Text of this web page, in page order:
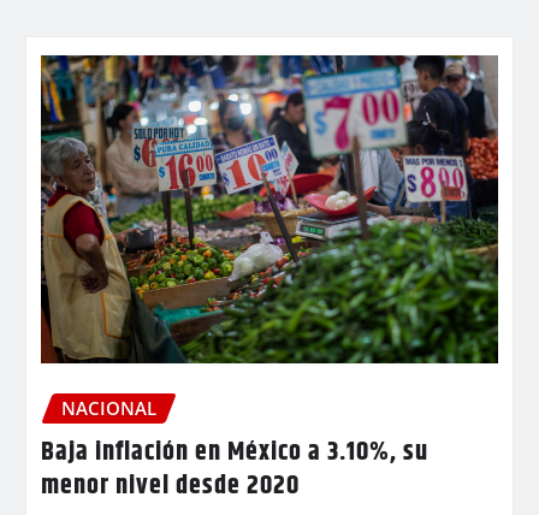
NACIONAL
Baja inflación en México a 3.10%, su
menor nivel desde 2020